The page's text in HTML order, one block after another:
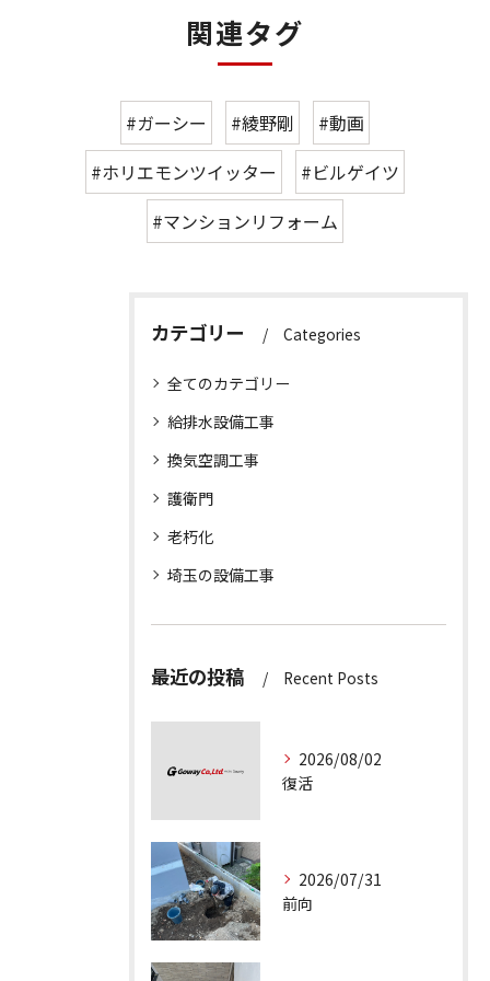
関連タグ
#ガーシー #綾野剛
#動画
#ホリエモンツイッター
#ビルゲイツ
#マンションリフォーム
カテゴリー Categories
全てのカテゴリー
給排水設備工事
換気空調工事
護衛門
老朽化
埼玉の設備工事
最近の投稿 Recent Posts
2026/08/02
復活
2026/07/31
前向